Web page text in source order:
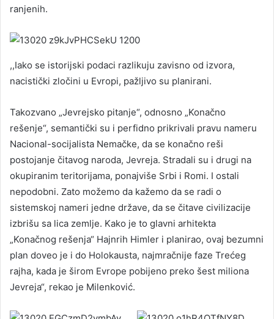
ranjenih.
,,Iako se istorijski podaci razlikuju zavisno od izvora,
nacistički zločini u Evropi, pažljivo su planirani.
Takozvano „Jevrejsko pitanje“, odnosno „Konačno
rešenje“, semantički su i perfidno prikrivali pravu nameru
Nacional-socijalista Nemačke, da se konačno reši
postojanje čitavog naroda, Jevreja. Stradali su i drugi na
okupiranim teritorijama, ponajviše Srbi i Romi. I ostali
nepodobni. Zato možemo da kažemo da se radi o
sistemskoj nameri jedne države, da se čitave civilizacije
izbrišu sa lica zemlje. Kako je to glavni arhitekta
„Konačnog rešenja“ Hajnrih Himler i planirao, ovaj bezumni
plan doveo je i do Holokausta, najmračnije faze Trećeg
rajha, kada je širom Evrope pobijeno preko šest miliona
Jevreja“, rekao je Milenković.